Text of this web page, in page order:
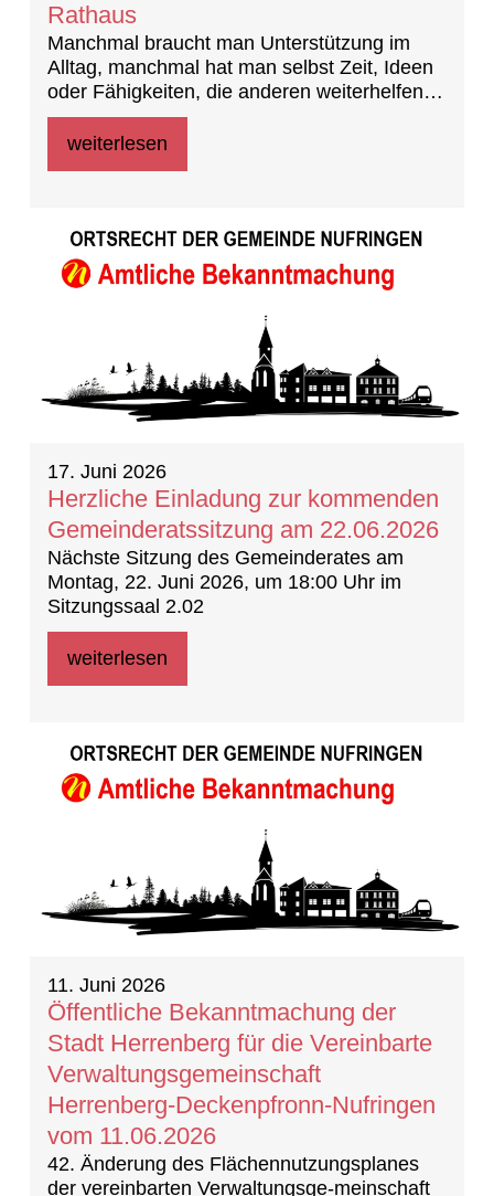
Rathaus
Manchmal braucht man Unterstützung im
Alltag, manchmal hat man selbst Zeit, Ideen
oder Fähigkeiten, die anderen weiterhelfen
können. Genau dafür startet ab sofort im
Rathaus unsere neue „Suche-Biete-Tafel“...
weiterlesen
17. Juni 2026
Herzliche Einladung zur kommenden
Gemeinderatssitzung am 22.06.2026
Nächste Sitzung des Gemeinderates am
Montag, 22. Juni 2026, um 18:00 Uhr im
Sitzungssaal 2.02
weiterlesen
11. Juni 2026
Öffentliche Bekanntmachung der
Stadt Herrenberg für die Vereinbarte
Verwaltungsgemeinschaft
Herrenberg-Deckenpfronn-Nufringen
vom 11.06.2026
42. Änderung des Flächennutzungsplanes
der vereinbarten Verwaltungsge-meinschaft